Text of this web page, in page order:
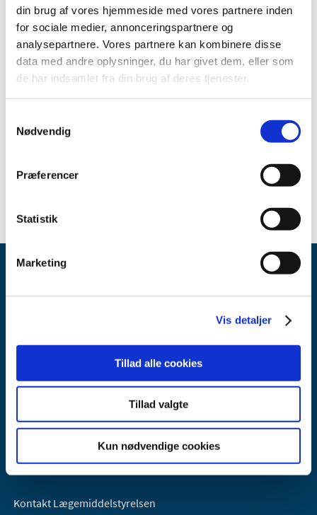
din brug af vores hjemmeside med vores partnere inden
for sociale medier, annonceringspartnere og
analysepartnere. Vores partnere kan kombinere disse
data med andre oplysninger, du har givet dem, eller som
de har indsamlet fra din brug af deres tjenester.
Nødvendig
Præferencer
Statistik
Marketing
Vis detaljer
Tillad alle cookies
Tillad valgte
Kun nødvendige cookies
Emner
Medicinsk udstyr
Sikkerhedsmeddelelse om syngo Workflow MLR Portal
Lægemiddelstyrelsen
2300 København S
Lægemiddelstyrelsen er en del af
Sundheds- og Kirkeministeriet.
Kontakt Lægemiddelstyrelsen